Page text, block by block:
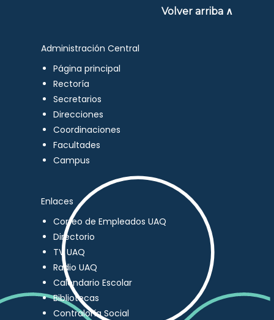
Volver arriba ∧
Administración Central
Página principal
Rectoría
Secretarios
Direcciones
Coordinaciones
Facultades
Campus
Enlaces
Correo de Empleados UAQ
Directorio
TV UAQ
Radio UAQ
Calendario Escolar
Bibliotecas
Contraloría Social